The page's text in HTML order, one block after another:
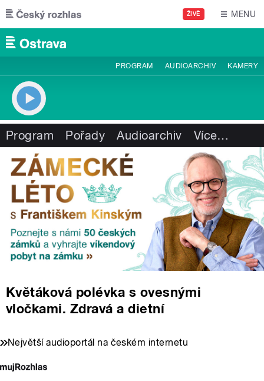
Přejít k hlavnímu obsahu
ŽIVĚ MENU
PROGRAM AUDIOARCHIV KAMERY
Program Pořady Audioarchiv Více…
Květáková polévka s ovesnými
vločkami. Zdravá a dietní
Největší audioportál na českém internetu